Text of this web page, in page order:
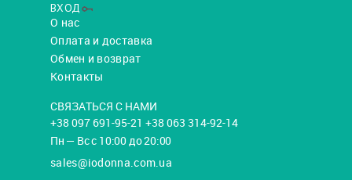
ВХОД
О нас
Оплата и доставка
Обмен и возврат
Контакты
СВЯЗАТЬСЯ С НАМИ
+38 097 691-95-21 +38 063 314-92-14
Пн — Вс с 10:00 до 20:00
sales@iodonna.com.ua